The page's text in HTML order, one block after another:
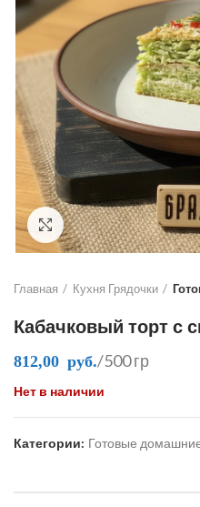
Click to enlarge
Главная Кухня Грядочки
Кабачковый торт с
812,00 руб. /500 гр
Нет в наличии
Категории: Готовые